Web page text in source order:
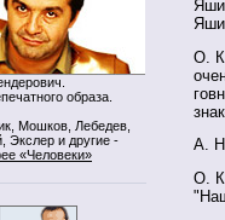
образа.
Мошков, Лебедев,
Экслер и другие -
«Человеки»
О.
А.
О.